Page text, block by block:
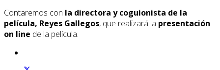
Contaremos con la directora y coguionista de la
película, Reyes Gallegos, que realizará la presentación
on line de la película.